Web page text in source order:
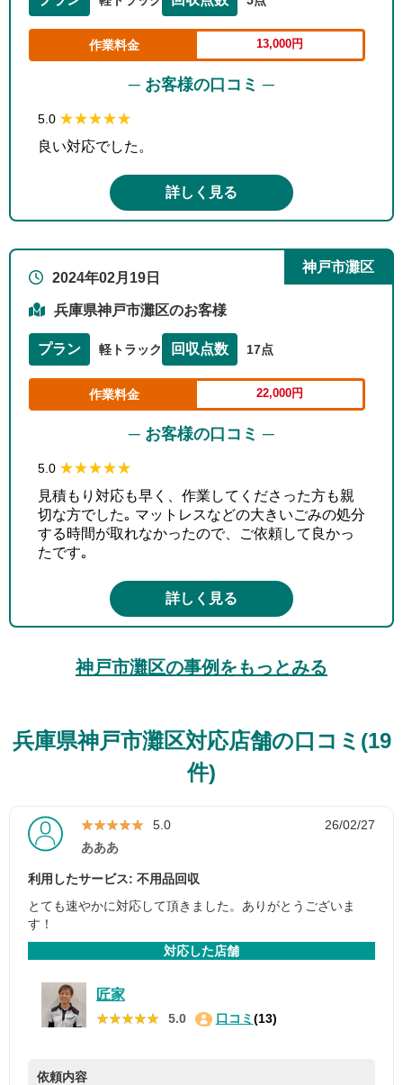
作業料金 13,000円
─ お客様の口コミ ─
5.0 ★★★★★
★★★★★
良い対応でした。
詳しく見る
神戸市灘区
2024年02月19日
兵庫県神戸市灘区のお客様
プラン 軽トラック 回収点数 17点
作業料金 22,000円
─ お客様の口コミ ─
5.0 ★★★★★
★★★★★
見積もり対応も早く、作業してくださった方も親
切な方でした｡ マットレスなどの大きいごみの処分
する時間が取れなかったので、ご依頼して良かっ
たです｡
詳しく見る
神戸市灘区の事例をもっとみる
兵庫県神戸市灘区対応店舗の口コミ(19
件)
★★★★★
★★★★★ 5.0
26/02/27
あああ
利用したサービス: 不用品回収
とても速やかに対応して頂きました。ありがとうございま
す！
対応した店舗
匠家
★★★★★
★★★★★ 5.0 口コミ (13)
依頼内容